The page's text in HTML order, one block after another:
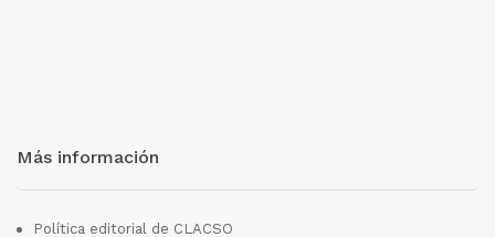
Más información
Política editorial de CLACSO